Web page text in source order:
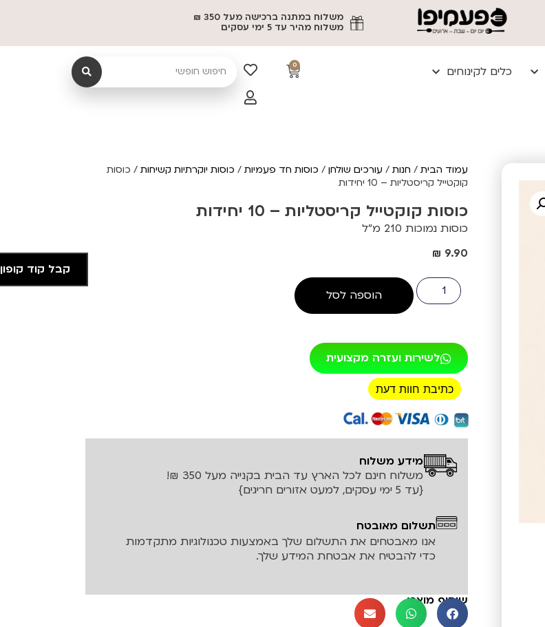
משלוח במתנה ברכישה מעל 350 ₪
משלוח מהיר עד 5 ימי עסקים
כלים לקינוחים
0
עמוד הבית/ חנות/ עורכים שולחן/ כוסות חד פעמיות/ כוסות יוקרתיות קשיחות/ כוסות
קוקטייל קריסטליות – 10 יחידות
כוסות קוקטייל קריסטליות – 10 יחידות
כוסות נמוכות 210 מ"ל
₪ 9.90
הוספה לסל
לשירות ועזרה מקצועית
כתיבת חוות דעת
רכישה מאובטחת!
מידע משלוח
משלוח חינם לכל הארץ עד הבית בקנייה מעל 350 ₪!
{עד 5 ימי עסקים, למעט אזורים חריגים}
תשלום מאובטח
אנו מאבטחים את התשלום שלך באמצעות טכנולוגיות מתקדמות
כדי להבטיח את אבטחת המידע שלך.
שיתוף מוצר:
קבל קוד